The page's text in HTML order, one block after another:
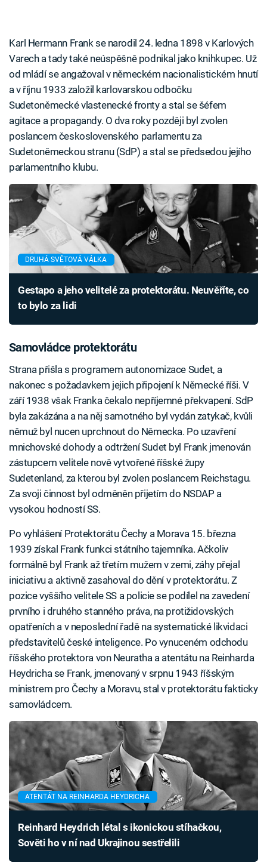
Karl Hermann Frank se narodil 24. ledna 1898 v Karlových
Varech a tady také neúspěšně podnikal jako knihkupec. Už
od mládí se angažoval v německém nacionalistickém hnutí
a v říjnu 1933 založil karlovarskou odbočku
Sudetoněmecké vlastenecké fronty a stal se šéfem
agitace a propagandy. O dva roky později byl zvolen
poslancem československého parlamentu za
Sudetoněmeckou stranu (SdP) a stal se předsedou jejího
parlamentního klubu.
DRUHÁ SVĚTOVÁ VÁLKA
Gestapo a jeho velitelé za protektorátu. Neuvěříte, co
to bylo za lidi
Samovládce protektorátu
Strana přišla s programem autonomizace Sudet, a
nakonec s požadavkem jejich připojení k Německé říši. V
září 1938 však Franka čekalo nepříjemné překvapení. SdP
byla zakázána a na něj samotného byl vydán zatykač, kvůli
němuž byl nucen uprchnout do Německa. Po uzavření
mnichovské dohody a odtržení Sudet byl Frank jmenován
zástupcem velitele nově vytvořené říšské župy
Sudetenland, za kterou byl zvolen poslancem Reichstagu.
Za svoji činnost byl odměněn přijetím do NSDAP a
vysokou hodností SS.
Po vyhlášení Protektorátu Čechy a Morava 15. března
1939 získal Frank funkci státního tajemníka. Ačkoliv
formálně byl Frank až třetím mužem v zemi, záhy přejal
iniciativu a aktivně zasahoval do dění v protektorátu. Z
pozice vyššího velitele SS a policie se podílel na zavedení
prvního i druhého stanného práva, na protižidovských
opatřeních a v neposlední řadě na systematické likvidaci
představitelů české inteligence. Po vynuceném odchodu
říšského protektora von Neuratha a atentátu na Reinharda
Heydricha se Frank, jmenovaný v srpnu 1943 říšským
ministrem pro Čechy a Moravu, stal v protektorátu fakticky
samovládcem.
ATENTÁT NA REINHARDA HEYDRICHA
Reinhard Heydrich létal s ikonickou stíhačkou,
Sověti ho v ní nad Ukrajinou sestřelili